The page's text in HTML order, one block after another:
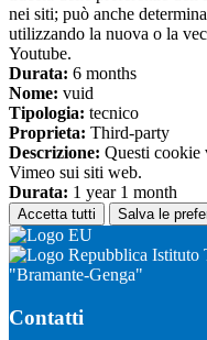
nei siti; può anche
utilizzando la nuova o la
Youtube.
Durata: 6 months
Nome: vuid
Tipologia: tecnico
Proprieta: Third-party
Descrizione: Questi cookie
Vimeo sui siti web.
Durata: 1 year 1 month
Accetta tutti Salva le
Istituto
"Bramante-Genga"
Contatti